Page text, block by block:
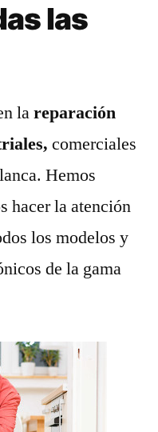
las
lareparación
comerciales
Hemos
hacer la atención
los modelos y
de la gama